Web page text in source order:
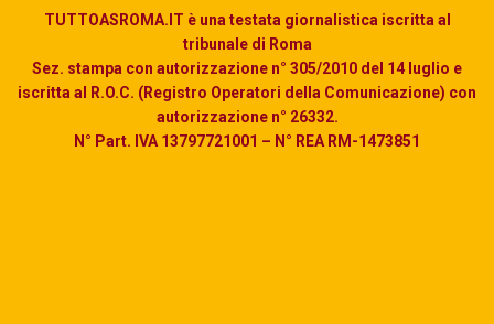
TUTTOASROMA.IT è una testata giornalistica iscritta al
tribunale di Roma
Sez. stampa con autorizzazione n° 305/2010 del 14 luglio e
iscritta al R.O.C. (Registro Operatori della Comunicazione) con
autorizzazione n° 26332.
N° Part. IVA 13797721001 – N° REA RM-1473851